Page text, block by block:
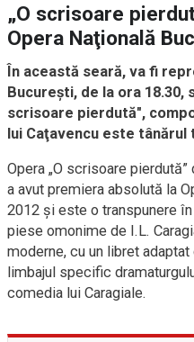
„O scrisoare
Opera Naţională
În această seară, va fi
Bucureşti, de la ora 18.30,
scrisoare pierdută",
lui Caţavencu este tânărul
Opera „O scrisoare
a avut premiera absolută la
2012 şi este o transpunere
piese omonime de I.L.
moderne, cu un libret
limbajul specific
comedia lui Caragiale.